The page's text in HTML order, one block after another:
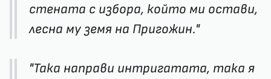
стената с избора, който ми остави,
лесна му земя на Пригожин."
"Така направи интригатата, така я